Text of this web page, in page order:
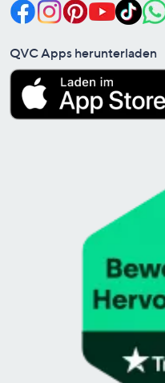
QVC Apps herunterladen